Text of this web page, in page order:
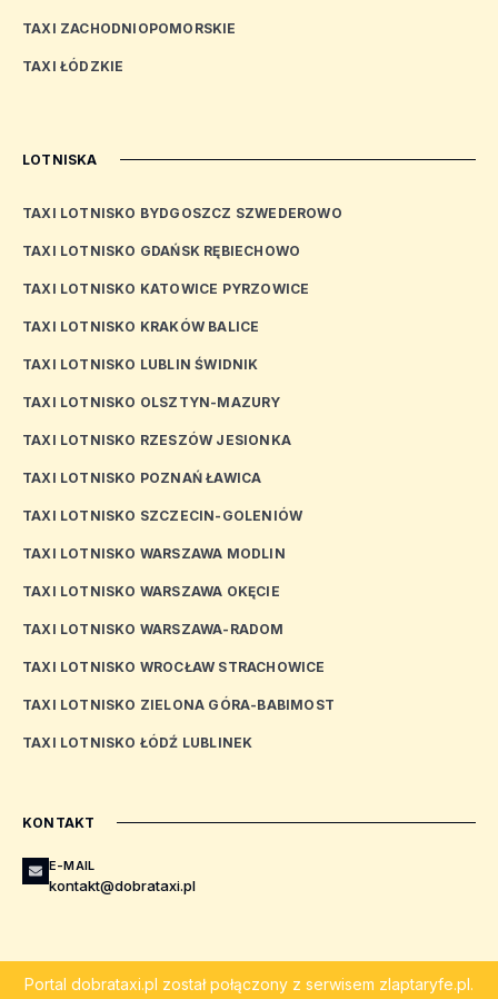
TAXI ZACHODNIOPOMORSKIE
TAXI ŁÓDZKIE
LOTNISKA
TAXI LOTNISKO BYDGOSZCZ SZWEDEROWO
TAXI LOTNISKO GDAŃSK RĘBIECHOWO
TAXI LOTNISKO KATOWICE PYRZOWICE
TAXI LOTNISKO KRAKÓW BALICE
TAXI LOTNISKO LUBLIN ŚWIDNIK
TAXI LOTNISKO OLSZTYN-MAZURY
TAXI LOTNISKO RZESZÓW JESIONKA
TAXI LOTNISKO POZNAŃ ŁAWICA
TAXI LOTNISKO SZCZECIN-GOLENIÓW
TAXI LOTNISKO WARSZAWA MODLIN
TAXI LOTNISKO WARSZAWA OKĘCIE
TAXI LOTNISKO WARSZAWA-RADOM
TAXI LOTNISKO WROCŁAW STRACHOWICE
TAXI LOTNISKO ZIELONA GÓRA-BABIMOST
TAXI LOTNISKO ŁÓDŹ LUBLINEK
KONTAKT
E-MAIL
kontakt@dobrataxi.pl
Portal dobrataxi.pl został połączony z serwisem zlaptaryfe.pl.